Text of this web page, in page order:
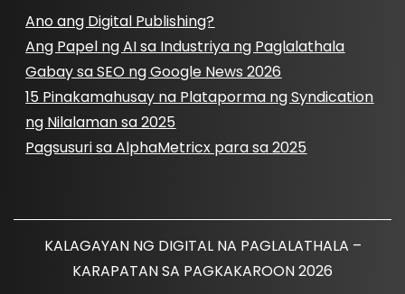
Ano ang Digital Publishing?
Ang Papel ng AI sa Industriya ng Paglalathala
Gabay sa SEO ng Google News 2026
15 Pinakamahusay na Plataporma ng Syndication
ng Nilalaman sa 2025
Pagsusuri sa AlphaMetricx para sa 2025
KALAGAYAN NG DIGITAL NA PAGLALATHALA –
KARAPATAN SA PAGKAKAROON 2026